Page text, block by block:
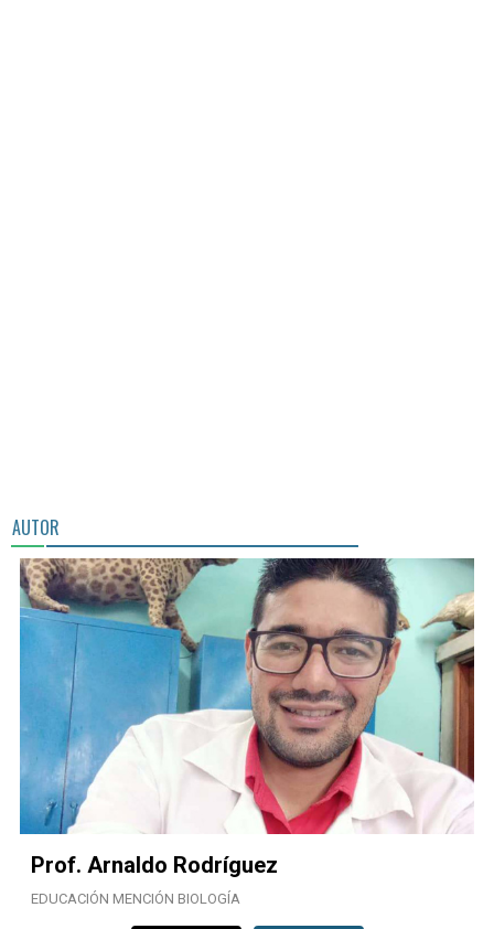
AUTOR
Prof. Arnaldo Rodríguez
EDUCACIÓN MENCIÓN BIOLOGÍA